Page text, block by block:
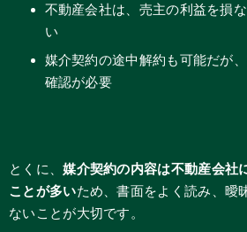
不動産会社は、売主の利益を損
い
媒介契約の途中解約も可能だが
確認が必要
とくに、媒介契約の内容は不動産会社
ことが多いため、書面をよく読み、曖
ないことが大切です。